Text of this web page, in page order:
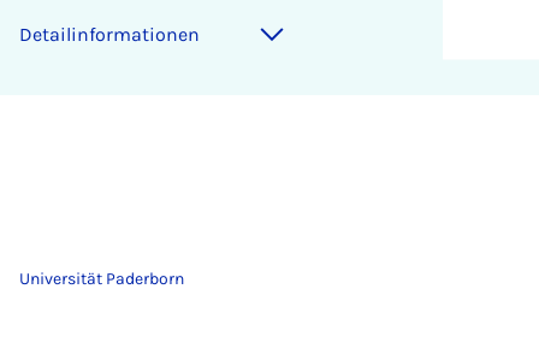
Detailinformationen
Universität Paderborn